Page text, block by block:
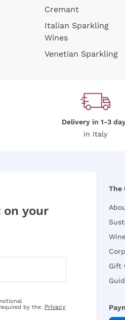
Cremant
Italian Sparkling
Wines
Venetian Sparkling
Delivery in 1-3
in Italy
on your
by the .Privacy
The
Gift